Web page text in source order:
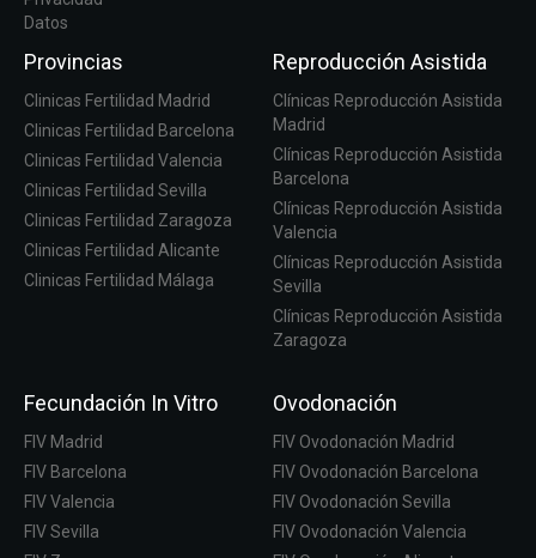
Datos
Provincias
Clinicas Fertilidad Madrid
Clinicas Fertilidad Barcelona
Clinicas Fertilidad Valencia
Clinicas Fertilidad Sevilla
Clinicas Fertilidad Zaragoza
Clinicas Fertilidad Alicante
Clinicas Fertilidad Málaga
Reproducción Asistida
Clínicas Reproducción Asistida
Madrid
Clínicas Reproducción Asistida
Barcelona
Clínicas Reproducción Asistida
Valencia
Clínicas Reproducción Asistida
Sevilla
Clínicas Reproducción Asistida
Zaragoza
Fecundación In Vitro
FIV Madrid
FIV Barcelona
FIV Valencia
FIV Sevilla
Ovodonación
FIV Ovodonación Madrid
FIV Ovodonación Barcelona
FIV Ovodonación Sevilla
FIV Ovodonación Valencia